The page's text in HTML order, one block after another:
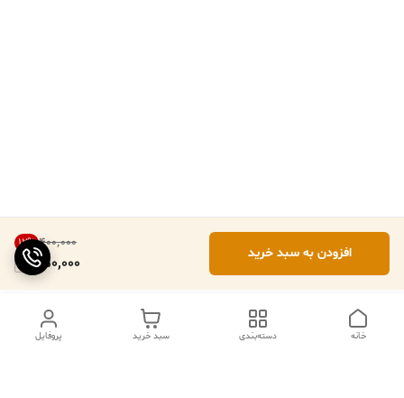
۴۰۰٬۰۰۰ 12%
350,000
افزودن به سبد خرید
پروفایل سبد خرید دسته‌بندی خانه